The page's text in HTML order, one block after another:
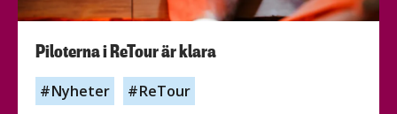
Piloterna i ReTour är klara
Nyheter
ReTour